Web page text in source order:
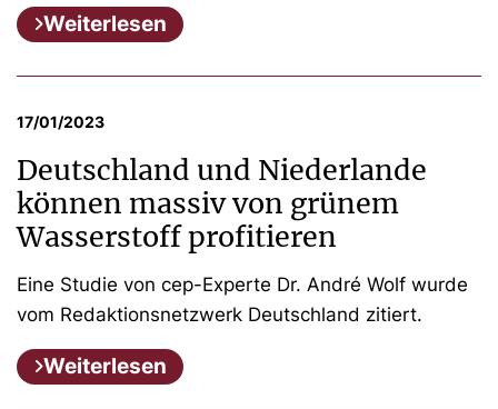
Weiterlesen
17/01/2023
Deutschland und Niederlande
können massiv von grünem
Wasserstoff profitieren
Eine Studie von cep-Experte Dr. André Wolf wurde
vom Redaktionsnetzwerk Deutschland zitiert.
Weiterlesen